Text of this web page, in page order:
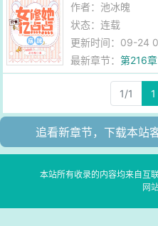
作者： 池冰魄
状态：连载
更新时间：09-24
最新章节：第216
1/1 1
追看新章节，下载本站
本站所有收录的内容均来自互
网